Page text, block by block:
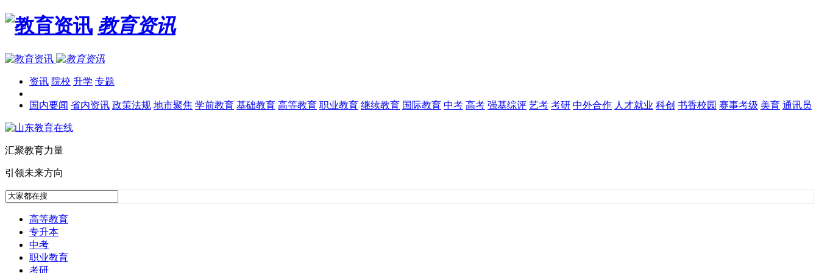
教育资讯
资讯 院校 升学 专题
国内要闻 省内资讯 政策法规 地市聚焦 学前教育 基础教育 高等教育 职业教育 继续教育 国际教育 中考 高考 强基综评 艺考 考研 中外合作 人才就业 科创 书香校园 赛事考级 美育 通讯员
汇聚教育力量
引领未来方向
高等教育
专升本
中考
职业教育
考研